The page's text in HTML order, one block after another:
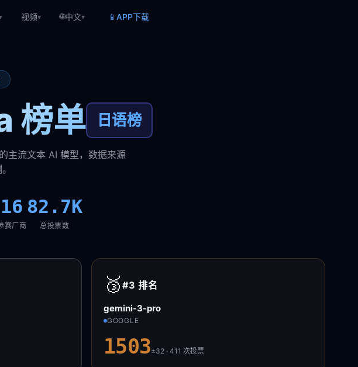
视频▾ 🌐中文▾ 📱 APP下载
榜单 日语榜
主流文本 AI 模型，数据来源
16
赛厂商
82.7K
总投票数
🥉 #3排名
gemini-3-pro
GOOGLE
1503±32 · 411次投票